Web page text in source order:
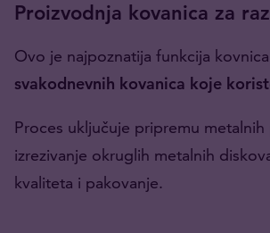
Proizvodnja kovanica za
Ovo je najpoznatija funkcija
svakodnevnih kovanica koje
Proces uključuje pripremu
izrezivanje okruglih metalnih
kvaliteta i pakovanje.